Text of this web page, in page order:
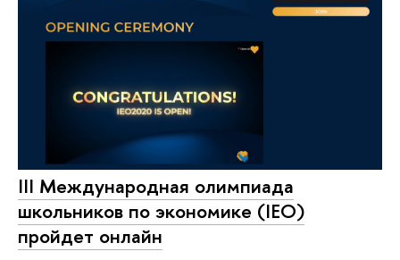
III Международная олимпиада
школьников по экономике (IEO)
пройдет онлайн